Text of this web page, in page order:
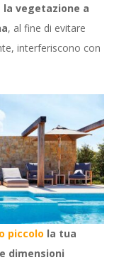
vegetazione a
, al fine di evitare
interferiscono con
piccolo la tua
dimensioni